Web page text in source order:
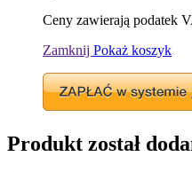
Ceny zawierają podatek
Zamknij Pokaż koszyk
Produkt został